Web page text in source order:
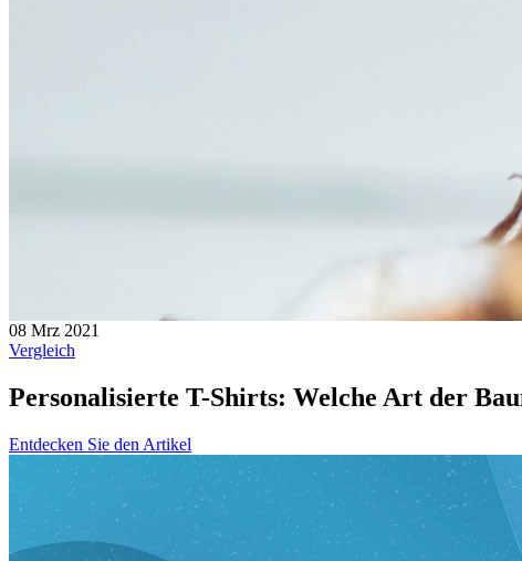
08 Mrz 2021
Vergleich
Personalisierte T-Shirts: Welche Art der
Entdecken Sie den Artikel